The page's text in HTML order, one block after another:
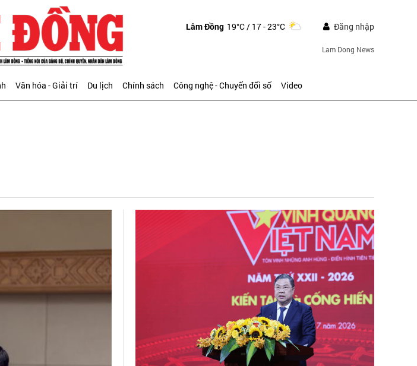
Lâm Đồng 19°C/ 17 - 23°C Đăng nhập
Lam Dong News
Văn hóa - Giải trí Du lịch Chính sách Công nghệ - Chuyển đổi số Video